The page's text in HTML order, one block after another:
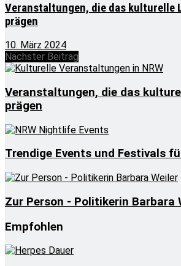
Veranstaltungen, die das kulturelle
prägen
10. März 2024
Nächster Beitrag
Veranstaltungen, die das
prägen
Trendige Events und Festivals
Zur Person - Politikerin Barbara
Empfohlen